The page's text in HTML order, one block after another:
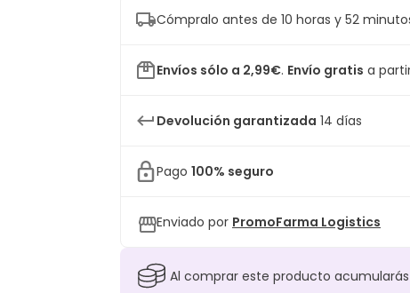
Cómpralo antes de 10 horas y 52
Envíos sólo a 2,99€. Envío gratis a
Devolución garantizada 14 días
Pago 100% seguro
Enviado por PromoFarma Logistics
Al comprar este producto acumularás